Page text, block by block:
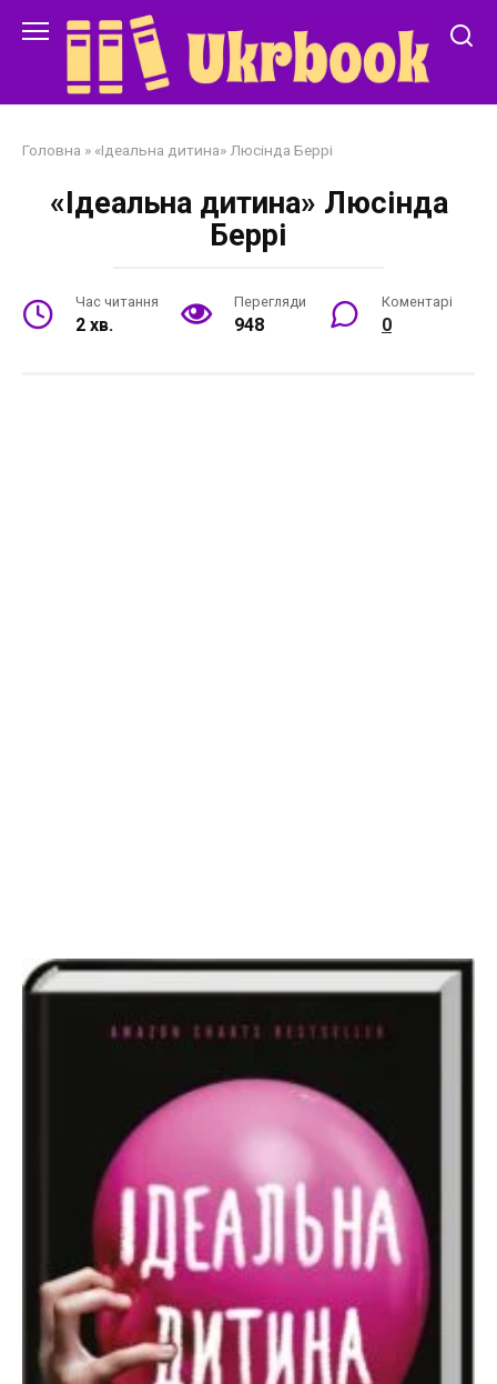
Головна » «Ідеальна дитина» Люсінда Беррі
«Ідеальна дитина» Люсінда
Беррі
Час читання
2 хв.
Перегляди
948
Коментарі
0